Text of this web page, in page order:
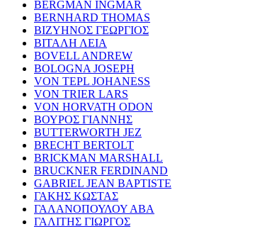
BERGMAN INGMAR
BERNHARD THOMAS
ΒΙΖΥΗΝΟΣ ΓΕΩΡΓΙΟΣ
ΒΙΤΑΛΗ ΛΕΙΑ
BOVELL ANDREW
BOLOGNA JOSEPH
VON TEPL JOHANESS
VON TRIER LARS
VON HORVATH ODON
ΒΟΥΡΟΣ ΓΙΑΝΝΗΣ
BUTTERWORTH JEZ
BRECHT BERTOLT
BRICKMAN MARSHALL
BRUCKNER FERDINAND
GABRIEL JEAN BAPTISTE
ΓΑΚΗΣ ΚΩΣΤΑΣ
ΓΑΛΑΝΟΠΟΥΛΟΥ ΑΒΑ
ΓΑΛΙΤΗΣ ΓΙΩΡΓΟΣ